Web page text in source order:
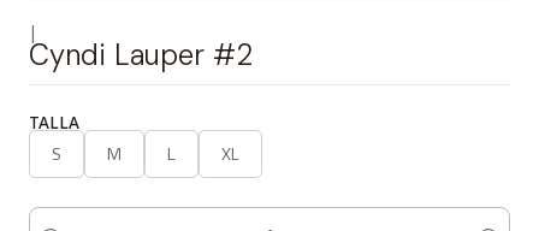
|
Cyndi Lauper #2
TALLA
S M L XL